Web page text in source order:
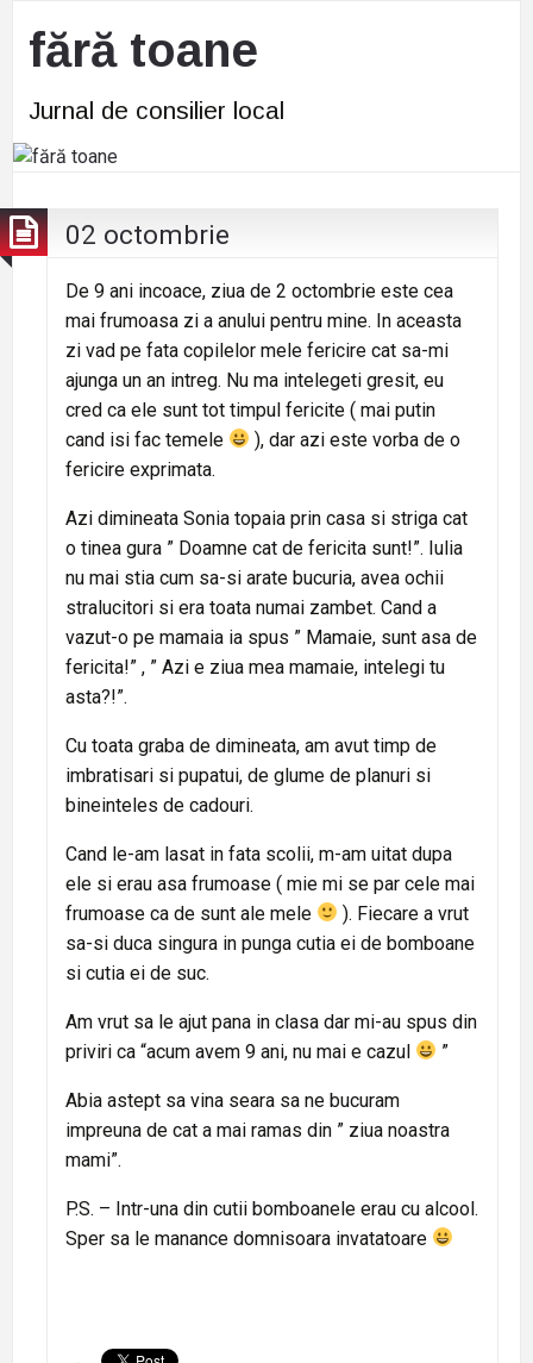
fără toane
Jurnal de consilier local
02 octombrie
De 9 ani incoace, ziua de 2 octombrie este cea
mai frumoasa zi a anului pentru mine. In aceasta
zi vad pe fata copilelor mele fericire cat sa-mi
ajunga un an intreg. Nu ma intelegeti gresit, eu
cred ca ele sunt tot timpul fericite ( mai putin
cand isi fac temele
), dar azi este vorba de o
fericire exprimata.
Azi dimineata Sonia topaia prin casa si striga cat
o tinea gura ” Doamne cat de fericita sunt!”. Iulia
nu mai stia cum sa-si arate bucuria, avea ochii
stralucitori si era toata numai zambet. Cand a
vazut-o pe mamaia ia spus ” Mamaie, sunt asa de
fericita!” , ” Azi e ziua mea mamaie, intelegi tu
asta?!”.
Cu toata graba de dimineata, am avut timp de
imbratisari si pupatui, de glume de planuri si
bineinteles de cadouri.
Cand le-am lasat in fata scolii, m-am uitat dupa
ele si erau asa frumoase ( mie mi se par cele mai
frumoase ca de sunt ale mele
). Fiecare a vrut
sa-si duca singura in punga cutia ei de bomboane
si cutia ei de suc.
Am vrut sa le ajut pana in clasa dar mi-au spus din
priviri ca “acum avem 9 ani, nu mai e cazul
”
Abia astept sa vina seara sa ne bucuram
impreuna de cat a mai ramas din ” ziua noastra
mami”.
P.S. – Intr-una din cutii bomboanele erau cu alcool.
Sper sa le manance domnisoara invatatoare